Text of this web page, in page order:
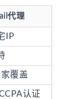
代理
IP
覆盖
认证